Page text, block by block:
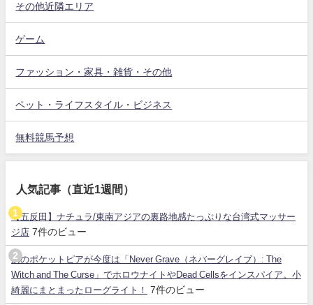
その他近隣エリア
ゲーム
ファッション・家具・雑貨・その他
ペット・ライフスタイル・ビジネス
無料競馬予想
人気記事（直近1週間）
【五反田】ナチュラ/東南アジアの裏路地感たっぷりな台湾式マッサー
ジ店 7件のビュー
あのポケットピアが今度は「Never Grave（ネバーグレイブ）: The
Witch and The Curse」でホロウナイトやDead Cellsをインスパイア。小
綺麗にまとまったローグライト！
7件のビュー